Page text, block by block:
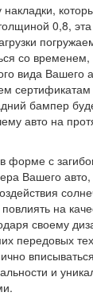
0,8,
со
вида Вашего
бампер
авто на
форме с
Вашего
на
своему
передовых
и